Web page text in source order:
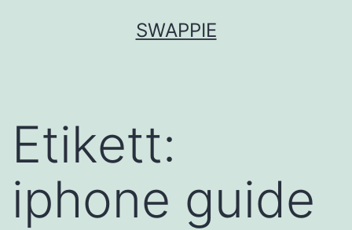
SWAPPIE
Etikett:
iphone guide